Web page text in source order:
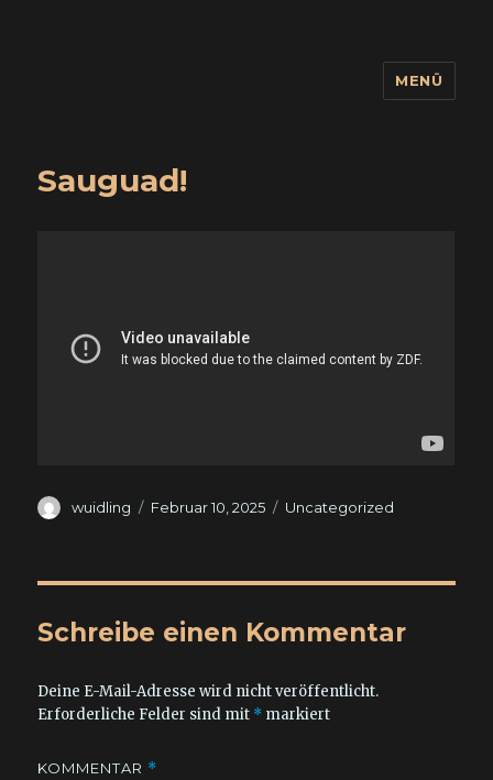
MENÜ
Sauguad!
Autor
wuidling
Veröffentlicht
Februar 10, 2025 Kategorien
Uncategorized
Schreibe einen Kommentar
Deine E-Mail-Adresse wird nicht veröffentlicht.
Erforderliche Felder sind mit * markiert
KOMMENTAR *